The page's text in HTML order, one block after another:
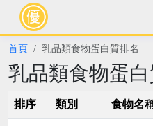
首頁 乳品類食物蛋白質排名
乳品類食物蛋白
排序 類別 食物名